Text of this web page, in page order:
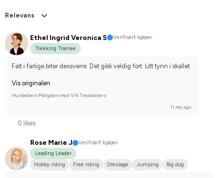
Relevans
Ethel Ingrid Veronica S
Verifisert kjøper
Trekking Trainee
Falt i farlige biter dessverre. Det gikk veldig fort. Litt tynn i skallet.
Vis originalen
Hundebein Märgben med Vilt Treateaters
11 mo. ago
0 likes
Rose Marie J
Verifisert kjøper
Leading Leader
Hobby riding
Free riding Dressage Jumping
Big dog